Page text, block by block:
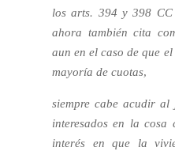
los arts. 394 y 398
ahora también cita
aun en el caso de que
mayoría de cuotas,
siempre cabe acudir
interesados en la
interés en que la